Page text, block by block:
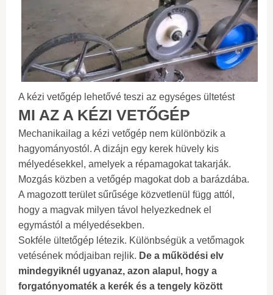
A kézi vetőgép lehetővé teszi az egységes ültetést
MI AZ A KÉZI VETŐGÉP
Mechanikailag a kézi vetőgép nem különbözik a
hagyományostól. A dizájn egy kerek hüvely kis
mélyedésekkel, amelyek a répamagokat takarják.
Mozgás közben a vetőgép magokat dob ​​a barázdába.
A magozott terület sűrűsége közvetlenül függ attól,
hogy a magvak milyen távol helyezkednek el
egymástól a mélyedésekben.
Sokféle ültetőgép létezik. Különbségük a vetőmagok
vetésének módjaiban rejlik. De a működési elv
mindegyiknél ugyanaz, azon alapul, hogy a
forgatónyomaték a kerék és a tengely között